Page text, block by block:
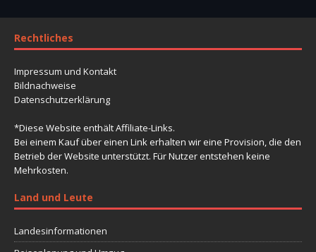
Rechtliches
Impressum und Kontakt
Bildnachweise
Datenschutzerklärung
*Diese Website enthält Affiliate-Links.
Bei einem Kauf über einen Link erhalten wir eine Provision, die den
Betrieb der Website unterstützt. Für Nutzer entstehen keine
Mehrkosten.
Land und Leute
Landesinformationen